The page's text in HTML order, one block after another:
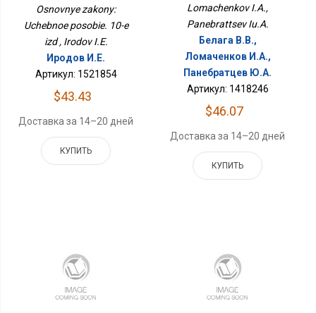
Osnovnye zakony:
Uchebnoe posobie. 10-e
izd , Irodov I.E.
Иродов И.Е.
Артикул: 1521854
$43.43
Доставка за 14–20 дней
КУПИТЬ
Lomachenkov I.A.,
Panebrattsev Iu.A.
Белага В.В.,
Ломаченков И.А.,
Панебратцев Ю.А.
Артикул: 1418246
$46.07
Доставка за 14–20 дней
КУПИТЬ